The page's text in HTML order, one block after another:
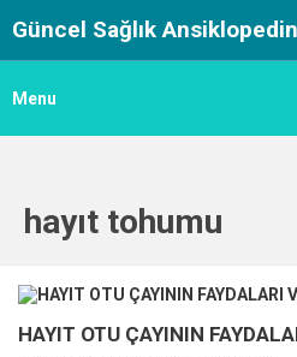
Güncel Sağlık
Menu
hayıt tohumu
HAYIT OTU ÇAYININ